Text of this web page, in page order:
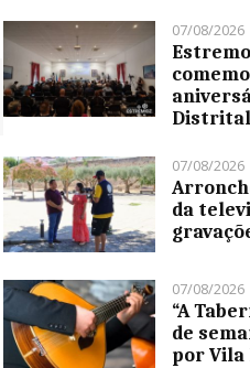
07/08/2026
Distrital
07/08/2026
da
07/08/2026
“A
de
por Vila